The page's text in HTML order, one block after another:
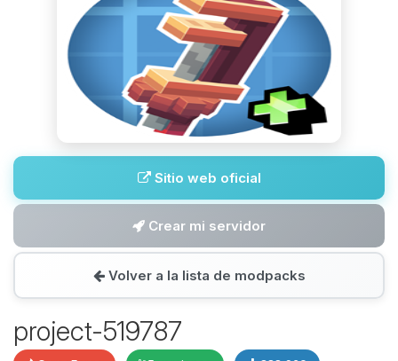
Sitio web oficial
Crear mi servidor
Volver a la lista de modpacks
project-519787
Yupi, por fin alguien con quien
hablar! Soy Choupy, tu pequeno
asistente de BoxToPlay. Cuentame